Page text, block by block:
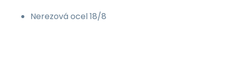
Nerezová ocel 18/8